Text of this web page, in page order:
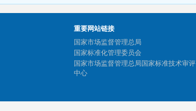
重要网站链接
国家市场监督管理总局
国家标准化管理委员会
国家市场监督管理总局国家标准技术审评
中心